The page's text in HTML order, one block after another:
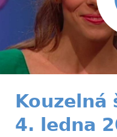
4. ledna